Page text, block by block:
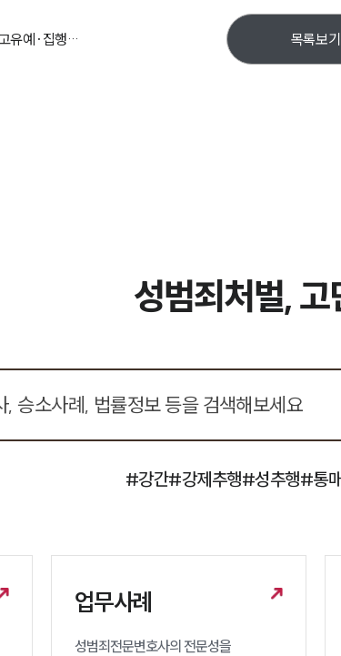
강남변호사사무실이 정리한 선고유예·집행유예의 차이점은? 목록보기
성범죄처벌,
#강간#강제추행#성추행#통
업무사례
성범죄전문변호사의 전문성을